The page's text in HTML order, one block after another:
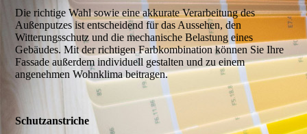
Die richtige Wahl sowie eine akkurate Verarbeitung des
Außenputzes ist entscheidend für das Aussehen, den
Witterungsschutz und die mechanische Belastung eines
Gebäudes. Mit der richtigen Farbkombination können Sie Ihre
Fassade außerdem individuell gestalten und zu einem
angenehmen Wohnklima beitragen.
Schutzanstriche